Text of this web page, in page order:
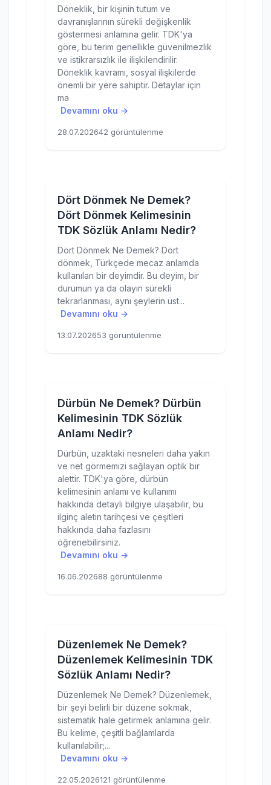
Döneklik, bir kişinin tutum ve
davranışlarının sürekli değişkenlik
göstermesi anlamına gelir. TDK'ya
göre, bu terim genellikle güvenilmezlik
ve istikrarsızlık ile ilişkilendirilir.
Döneklik kavramı, sosyal ilişkilerde
önemli bir yere sahiptir. Detaylar için
ma
Devamını oku →
28.07.202642 görüntülenme
Dört Dönmek Ne Demek?
Dört Dönmek Kelimesinin
TDK Sözlük Anlamı Nedir?
Dört Dönmek Ne Demek? Dört
dönmek, Türkçede mecaz anlamda
kullanılan bir deyimdir. Bu deyim, bir
durumun ya da olayın sürekli
tekrarlanması, aynı şeylerin üst...
Devamını oku →
13.07.202653 görüntülenme
Dürbün Ne Demek? Dürbün
Kelimesinin TDK Sözlük
Anlamı Nedir?
Dürbün, uzaktaki nesneleri daha yakın
ve net görmemizi sağlayan optik bir
alettir. TDK'ya göre, dürbün
kelimesinin anlamı ve kullanımı
hakkında detaylı bilgiye ulaşabilir, bu
ilginç aletin tarihçesi ve çeşitleri
hakkında daha fazlasını
öğrenebilirsiniz.
Devamını oku →
16.06.202688 görüntülenme
Düzenlemek Ne Demek?
Düzenlemek Kelimesinin TDK
Sözlük Anlamı Nedir?
Düzenlemek Ne Demek? Düzenlemek,
bir şeyi belirli bir düzene sokmak,
sistematik hale getirmek anlamına gelir.
Bu kelime, çeşitli bağlamlarda
kullanılabilir;...
Devamını oku →
22.05.2026121 görüntülenme